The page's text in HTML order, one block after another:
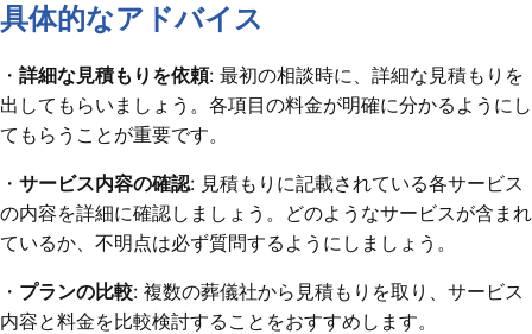
具体的なアドバイス
・ 詳細な見積もりを依頼: 最初の相談時に、詳細な見積もりを
出してもらいましょう。各項目の料金が明確に分かるようにし
てもらうことが重要です。
・ サービス内容の確認: 見積もりに記載されている各サービス
の内容を詳細に確認しましょう。どのようなサービスが含まれ
ているか、不明点は必ず質問するようにしましょう。
・ プランの比較: 複数の葬儀社から見積もりを取り、サービス
内容と料金を比較検討することをおすすめします。